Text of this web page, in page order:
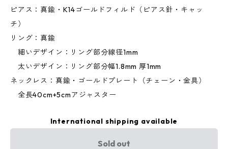
ピアス：真鍮・K14ゴールドフィルド（ピアス針・キャッ
チ）
リング：真鍮
細いデザイン：リング部分線径1mm
太いデザイン：リング部分幅1.8mm 厚1mm
ネックレス：真鍮・ゴールドプレート（チェーン・金具）
全長40cm+5cmアジャスター
International shipping available
Sold out